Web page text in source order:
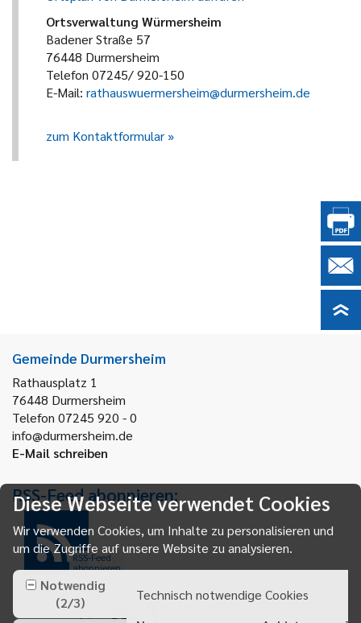
Ortsverwaltung Würmersheim
Badener Straße 57
76448 Durmersheim
Telefon 07245/ 920-150
E-Mail: rathauswuermersheim@durmersheim.de
zum Kontaktformular
Gemeinde Durmersheim
Rathausplatz 1
76448 Durmersheim
Telefon 07245 920 - 0
info@durmersheim.de
E-Mail schreiben
RSS-Feed abonnieren:
RSS-Feed
abonnieren
Diese Webseite verwendet Cookies
Wir verwenden Cookies, um Inhalte zu personalisieren und
um die Zugriffe auf unsere Website zu analysieren.
Notwendig
(2/3)
Technisch notwendige Cookies